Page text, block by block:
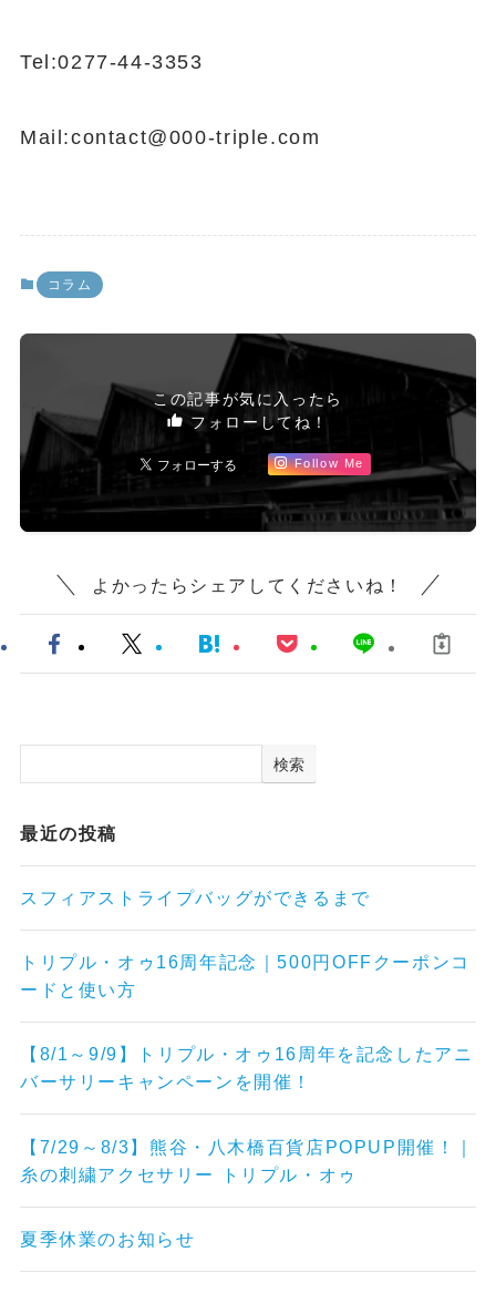
Tel:0277-44-3353
Mail:contact@000-triple.com
コラム
この記事が気に入ったら
フォローしてね！
Follow Me
よかったらシェアしてくださいね！
検索
最近の投稿
スフィアストライプバッグができるまで
トリプル・オゥ16周年記念｜500円OFFクーポンコ
ードと使い方
【8/1～9/9】トリプル・オゥ16周年を記念したアニ
バーサリーキャンペーンを開催！
【7/29～8/3】熊谷・八木橋百貨店POPUP開催！｜
糸の刺繍アクセサリー トリプル・オゥ
夏季休業のお知らせ